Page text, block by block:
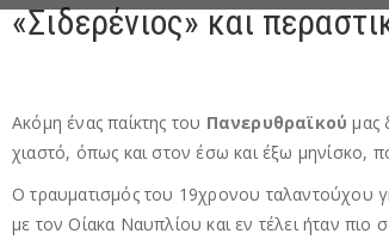
«Σιδερένιος» και
Ακόμη ένας παίκτης του Πανερυθραϊκού μας
χιαστό, όπως και στον έσω και έξω μηνίσκο,
Ο τραυματισμός του 19χρονου ταλαντούχου
με τον Οίακα Ναυπλίου και εν τέλει ήταν πιο